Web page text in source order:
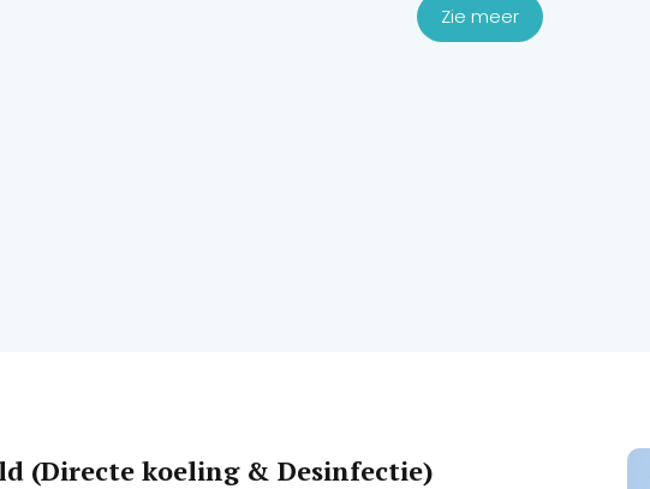
Zie meer
(Directe koeling & Desinfectie)